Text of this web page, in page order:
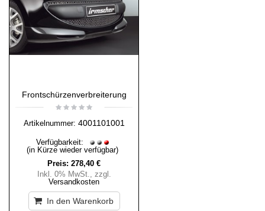
Frontschürzenverbreiterung
Artikelnummer: 4001101001
Verfügbarkeit:
(in Kürze wieder verfügbar)
Preis: 278,40 €
Inkl. 0% MwSt., zzgl.
Versandkosten
In den Warenkorb